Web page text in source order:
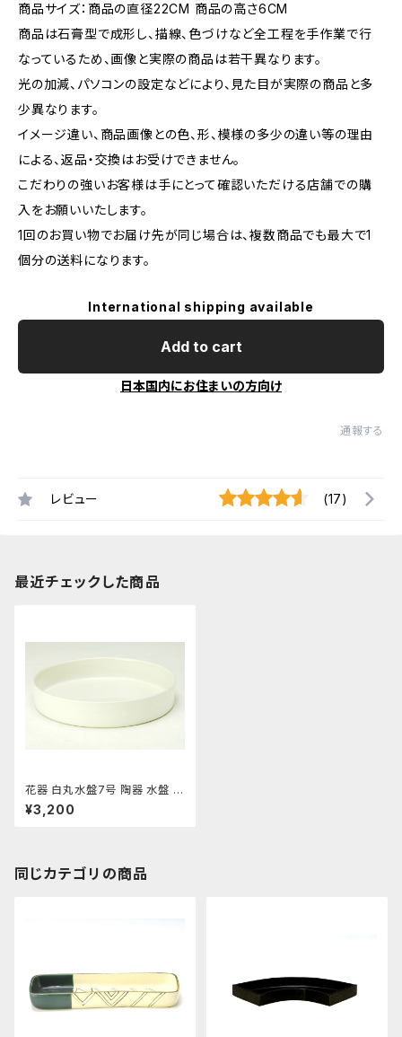
商品サイズ：商品の直径22CM 商品の高さ6CM
商品は石膏型で成形し、描線、色づけなど全工程を手作業で行
なっているため、画像と実際の商品は若干異なります。
光の加減、パソコンの設定などにより、見た目が実際の商品と多
少異なります。
イメージ違い、商品画像との色、形、模様の多少の違い等の理由
による、返品・交換はお受けできません。
こだわりの強いお客様は手にとって確認いただける店舗での購
入をお願いいたします。
1回のお買い物でお届け先が同じ場合は、複数商品でも最大で1
個分の送料になります。
International shipping available
Add to cart
日本国内にお住まいの方向け
通報する
レビュー (17)
最近チェックした商品
花器 白丸水盤7号 陶器 水盤 花
瓶 フラワーベース
¥3,200
同じカテゴリの商品